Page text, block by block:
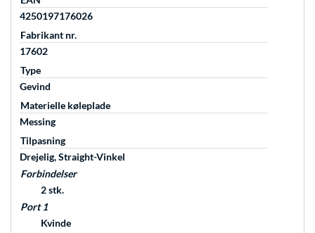
4250197176026
Fabrikant nr.
17602
Type
Gevind
Materielle køleplade
Messing
Tilpasning
Drejelig, Straight-Vinkel
Forbindelser
2 stk.
Port 1
Kvinde